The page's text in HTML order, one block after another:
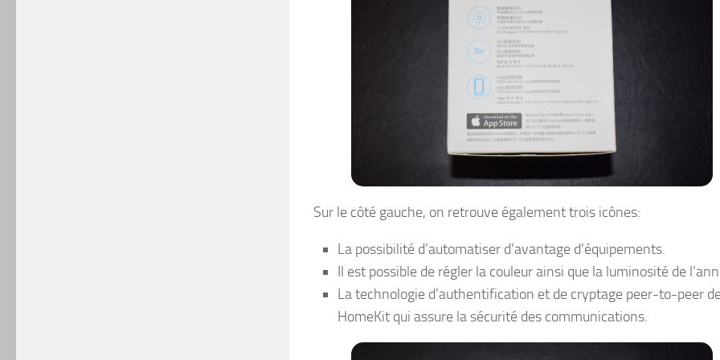
Sur le côté gauche, on retrouve également trois icônes:
La possibilité d’automatiser d’avantage d’équipements.
Il est possible de régler la couleur ainsi que la luminosité de
La technologie d’authentification et de cryptage peer-to-peer
HomeKit qui assure la sécurité des communications.